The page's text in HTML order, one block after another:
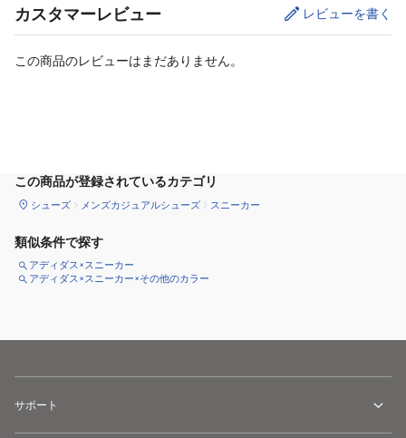
カスタマーレビュー レビューを書く
この商品のレビューはまだありません。
この商品が登録されているカテゴリ
シューズ メンズカジュアルシューズ スニーカー
類似条件で探す
アディダス×スニーカー
アディダス×スニーカー×その他のカラー
サポート